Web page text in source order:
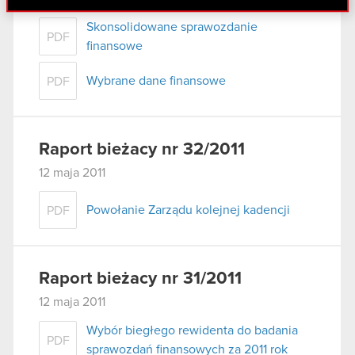
danymi otrzymanymi od Ciebie lub uzyskanymi
podczas korzystania z ich usług. Kontynuując
korzystanie z naszej witryny, zgadasz się na
PDF
Skonsolidowane sprawozdanie
finansowe
PDF Wybrane dane finansowe
Raport bieżacy nr 32/2011
12 maja 2011
PDF Powołanie Zarządu kolejnej kadencji
Raport bieżacy nr 31/2011
12 maja 2011
PDF
Wybór biegłego rewidenta do badania
sprawozdań finansowych za 2011 rok